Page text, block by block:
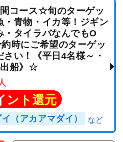
コース☆旬のターゲッ
・青物・イカ等！ジギン
・タイラバなんでもO
時にご希望のターゲッ
さい！《平日4名様～・
出船》☆
ント還元
（アカアマダイ）